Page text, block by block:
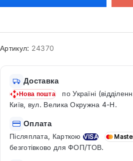
Артикул: 24370
Доставка
Нова пошта
по Україні
Київ, вул. Велика Окружна 4-Н.
Оплата
Післяплата, Карткою VISA
безготівково для ФОП/ТОВ.